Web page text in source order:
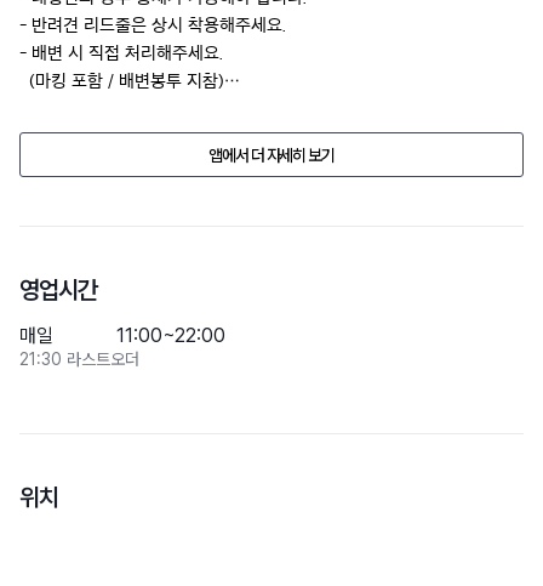
- 반려견 리드줄은 상시 착용해주세요.
- 배변 시 직접 처리해주세요.
  (마킹 포함 / 배변봉투 지참)
업소의 사정으로 반려동물 동반 여부, 가격, 시설물의 정보가 예고없이
앱에서 더 자세히 보기
영업시간
매일 11:00~22:00
21:30 라스트오더
위치